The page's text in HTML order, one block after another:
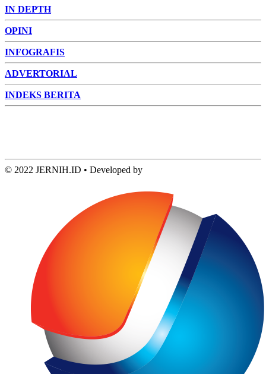
IN DEPTH
OPINI
INFOGRAFIS
ADVERTORIAL
INDEKS BERITA
© 2022 JERNIH.ID • Developed by